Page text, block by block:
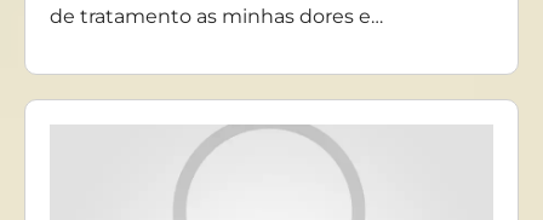
de tratamento as minhas dores e…